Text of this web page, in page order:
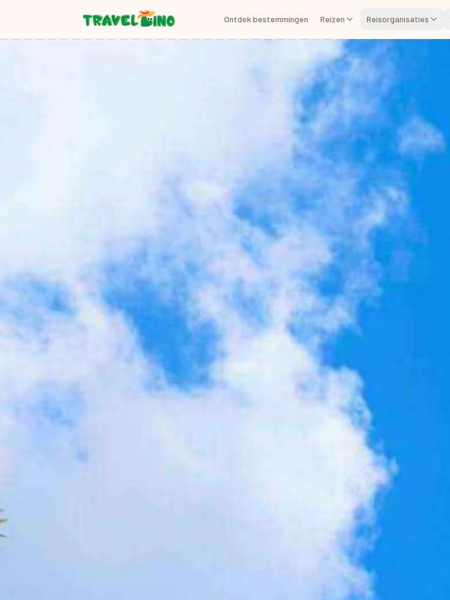
Ontdek bestemmingen Reizen Reisorganisaties